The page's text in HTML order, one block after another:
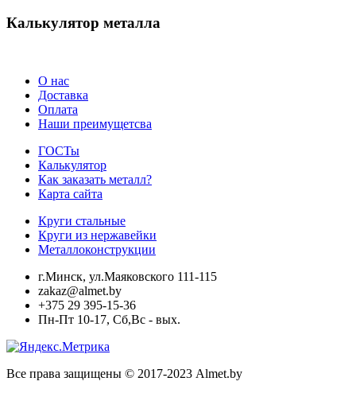
Калькулятор металла
О нас
Доставка
Оплата
Наши преимущетсва
ГОСТы
Калькулятор
Как заказать металл?
Карта сайта
Круги стальные
Круги из нержавейки
Металлоконструкции
г.Минск, ул.Маяковского 111-115
zakaz@almet.by
+375 29 395-15-36
Пн-Пт 10-17, Сб,Вс - вых.
Все права защищены © 2017-2023 Almet.by